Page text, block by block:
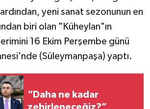
ardından, yeni sanat sezonunun en
biri olan "Küheylan"ın
16 Ekim Perşembe günü
(Süleymanpaşa) yaptı.
“Daha ne kadar
zehirleneceğiz?”